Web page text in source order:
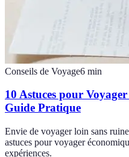
Conseils de Voyage6 min
10 Astuces pour
Guide Pratique
Envie de voyager loin sans
astuces pour voyager
expériences.